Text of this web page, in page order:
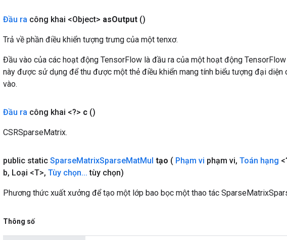
Đầu ra công khai <Object> asOutput ()
Trả về phần điều khiển tượng trưng của một tenxơ.
Đầu vào của các hoạt động TensorFlow là đầu ra của một hoạt động
này được sử dụng để thu được một thẻ điều khiển mang tính biểu tượng đại diện
vào.
Đầu ra công khai <?> c ()
CSRSparseMatrix.
public static SparseMatrixSparseMatMul tạo ( Phạm vi phạm vi, Toán hạng
b, Loại <T>, Tùy chọn... tùy chọn)
Phương thức xuất xưởng để tạo một lớp bao bọc một thao tác
Thông số